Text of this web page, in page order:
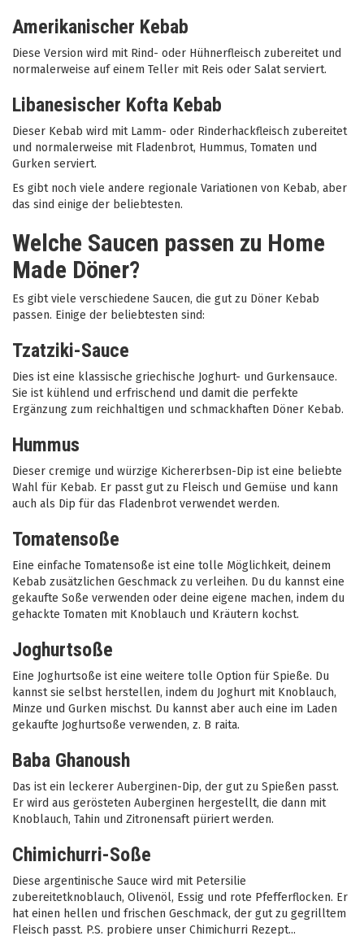
Amerikanischer Kebab
Diese Version wird mit Rind- oder Hühnerfleisch zubereitet und
normalerweise auf einem Teller mit Reis oder Salat serviert.
Libanesischer Kofta Kebab
Dieser Kebab wird mit Lamm- oder Rinderhackfleisch zubereitet
und normalerweise mit Fladenbrot, Hummus, Tomaten und
Gurken serviert.
Es gibt noch viele andere regionale Variationen von Kebab, aber
das sind einige der beliebtesten.
Welche Saucen passen zu Home
Made Döner?
Es gibt viele verschiedene Saucen, die gut zu Döner Kebab
passen. Einige der beliebtesten sind:
Tzatziki-Sauce
Dies ist eine klassische griechische Joghurt- und Gurkensauce.
Sie ist kühlend und erfrischend und damit die perfekte
Ergänzung zum reichhaltigen und schmackhaften Döner Kebab.
Hummus
Dieser cremige und würzige Kichererbsen-Dip ist eine beliebte
Wahl für Kebab. Er passt gut zu Fleisch und Gemüse und kann
auch als Dip für das Fladenbrot verwendet werden.
Tomatensoße
Eine einfache Tomatensoße ist eine tolle Möglichkeit, deinem
Kebab zusätzlichen Geschmack zu verleihen. Du du kannst eine
gekaufte Soße verwenden oder deine eigene machen, indem du
gehackte Tomaten mit Knoblauch und Kräutern kochst.
Joghurtsoße
Eine Joghurtsoße ist eine weitere tolle Option für Spieße. Du
kannst sie selbst herstellen, indem du Joghurt mit Knoblauch,
Minze und Gurken mischst. Du kannst aber auch eine im Laden
gekaufte Joghurtsoße verwenden, z. B raita.
Baba Ghanoush
Das ist ein leckerer Auberginen-Dip, der gut zu Spießen passt.
Er wird aus gerösteten Auberginen hergestellt, die dann mit
Knoblauch, Tahin und Zitronensaft püriert werden.
Chimichurri-Soße
Diese argentinische Sauce wird mit Petersilie
zubereitetknoblauch, Olivenöl, Essig und rote Pfefferflocken. Er
hat einen hellen und frischen Geschmack, der gut zu gegrilltem
Fleisch passt. P.S. probiere unser Chimichurri Rezept...